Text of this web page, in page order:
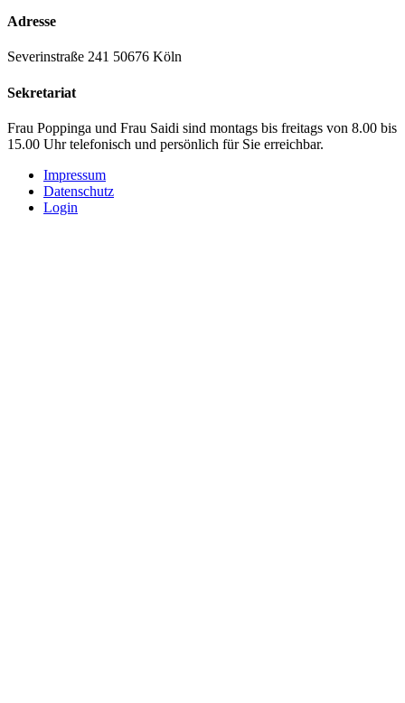
Adresse
Severinstraße 241 50676 Köln
Sekretariat
Frau Poppinga und Frau Saidi sind montags bis freitags von 8.00 bis
15.00 Uhr telefonisch und persönlich für Sie erreichbar.
Impressum
Datenschutz
Login